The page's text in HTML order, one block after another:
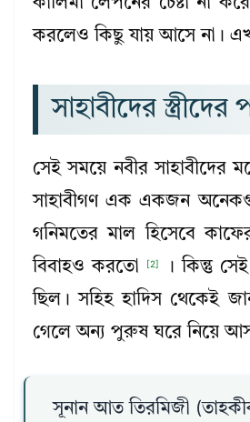
করলেও কিছু যায় আসে না।
সাহাবীদের
সেই সময়ে নবীর সাহাবীদের
সাহাবীগণ এক একজন
গনিমতের মাল হিসেবে
বিবাহও করতো
[2]
। কিন্তু
ছিল। সহিহ হাদিস থেকেই
গেলে অন্য পুরুষ ঘরে নিয়ে
সূনান আত তিরমিজী